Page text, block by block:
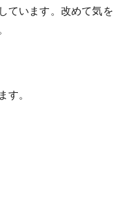
ています。改めて気を
す。